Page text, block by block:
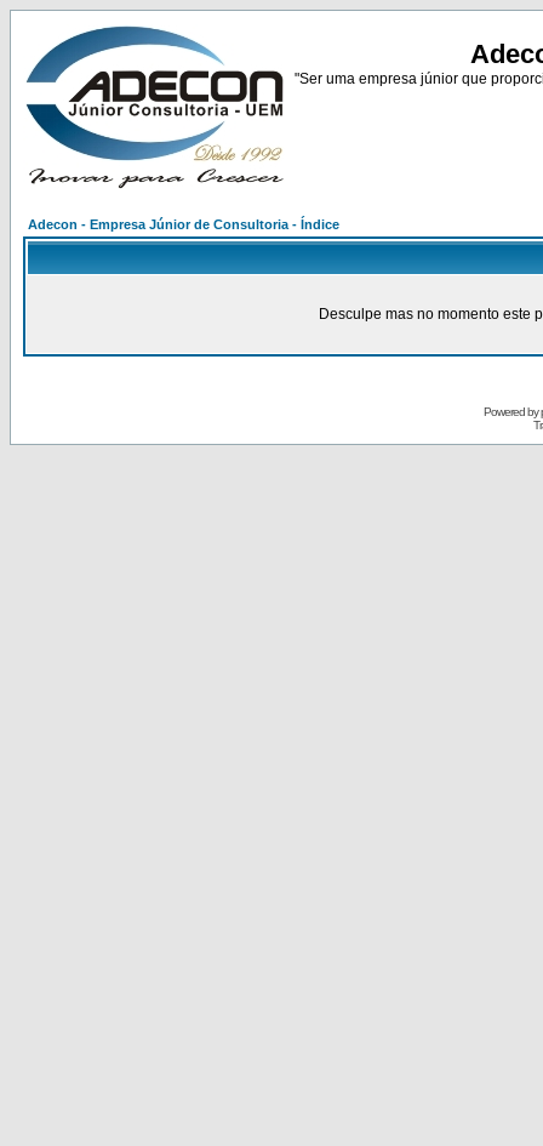
"Ser uma empresa júnior que
Adecon - Empresa Júnior de Consultoria - Índice
Desculpe mas no momento este
Powered by